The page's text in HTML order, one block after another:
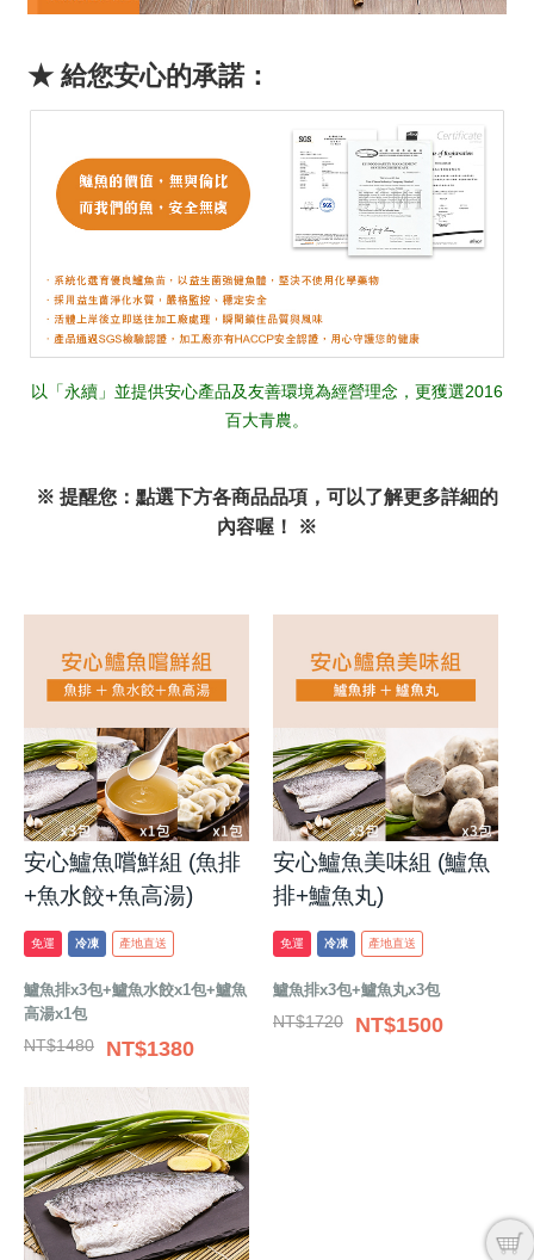
★ 給您安心的承諾：
以「永續」並提供安心產品及友善環境為經營理念，更獲選2016
百大青農。
※ 提醒您：點選下方各商品品項，可以了解更多詳細的
內容喔！ ※
安心鱸魚嚐鮮組 (魚排
+魚水餃+魚高湯)
免運 冷凍 產地直送
鱸魚排x3包+鱸魚水餃x1包+鱸魚
高湯x1包
NT$1480 NT$1380
安心鱸魚美味組 (鱸魚
排+鱸魚丸)
免運 冷凍 產地直送
鱸魚排x3包+鱸魚丸x3包
NT$1720 NT$1500